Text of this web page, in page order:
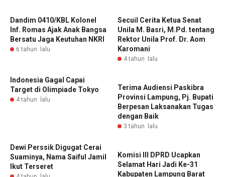
Dandim 0410/KBL Kolonel
Inf. Romas Ajak Anak Bangsa
Bersatu Jaga Keutuhan NKRI
6 tahun lalu
Secuil Cerita Ketua Senat
Unila M. Basri, M.Pd. tentang
Rektor Unila Prof. Dr. Aom
Karomani
4 tahun lalu
Indonesia Gagal Capai
Target di Olimpiade Tokyo
4 tahun lalu
Terima Audiensi Paskibra
Provinsi Lampung, Pj. Bupati
Berpesan Laksanakan Tugas
dengan Baik
3 tahun lalu
Dewi Perssik Digugat Cerai
Suaminya, Nama Saiful Jamil
Ikut Terseret
Komisi III DPRD Ucapkan
Selamat Hari Jadi Ke-31
Kabupaten Lampung Barat